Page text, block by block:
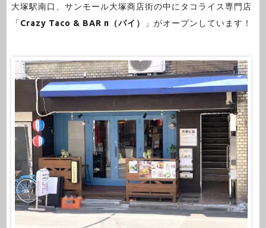
大塚駅南口、サンモール大塚商店街の中にタコライス専門店
「 Crazy Taco & BAR π（パイ） 」がオープンしています！